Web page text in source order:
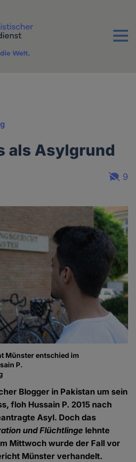
Menu
Welt.
als Asylgrund
9
Münster entschied im
P.
Blogger in Pakistan um sein
floh Hussain P. 2015 nach
Asyl. Doch das
und Flüchtlinge lehnte
Mittwoch wurde der Fall vor
Münster verhandelt.